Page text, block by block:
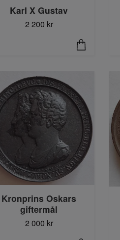
Karl X Gustav
2 200 kr
Kronprins Oskars
giftermål
2 000 kr